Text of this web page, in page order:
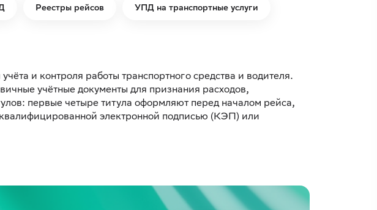
Реестры рейсов УПД на транспортные услуги
и контроля работы транспортного средства и водителя.
учётные документы для признания расходов,
первые четыре титула оформляют перед началом рейса,
электронной подписью (КЭП) или